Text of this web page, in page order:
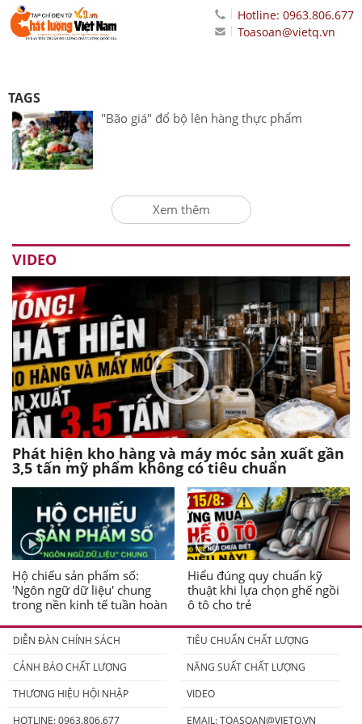
Hotline: 0963.806.677
Toasoan@vietq.vn
TAGS
"Bão giá" đổ bộ lên hàng thực phẩm
Xem thêm
VIDEO
Phát hiện kho hàng và máy móc sản xuất gần
3,5 tấn mỹ phẩm không có tiêu chuẩn
Hộ chiếu sản phẩm số:
'Ngôn ngữ dữ liệu' chung
trong nền kinh tế tuần hoàn
Hiểu đúng quy chuẩn kỹ
thuật khi lựa chọn ghế ngồi
ô tô cho trẻ
DIỄN ĐÀN CHÍNH SÁCH
TIÊU CHUẨN CHẤT LƯỢNG
CẢNH BÁO CHẤT LƯỢNG
NĂNG SUẤT CHẤT LƯỢNG
THƯƠNG HIỆU HỘI NHẬP
VIDEO
HOTLINE: 0963.806.677
EMAIL:TOASOAN@VIETQ.VN